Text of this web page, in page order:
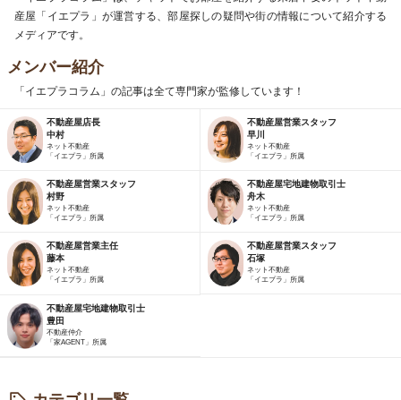
産屋「イエプラ」が運営する、部屋探しの疑問や街の情報について紹介する
メディアです。
メンバー紹介
「イエプラコラム」の記事は全て専門家が監修しています！
不動産屋店長
中村
ネット不動産
「イエプラ」所属
不動産屋営業スタッフ
早川
ネット不動産
「イエプラ」所属
不動産屋営業スタッフ
村野
ネット不動産
「イエプラ」所属
不動産屋宅地建物取引士
舟木
ネット不動産
「イエプラ」所属
不動産屋営業主任
藤本
ネット不動産
「イエプラ」所属
不動産屋営業スタッフ
石塚
ネット不動産
「イエプラ」所属
不動産屋宅地建物取引士
豊田
不動産仲介
「家AGENT」所属